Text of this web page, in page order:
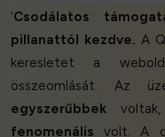
‘Csodálatos
pillanattól kezdve. A
keresletet a
összeomlását. Az
egyszerűbbek
fenomenális volt. A